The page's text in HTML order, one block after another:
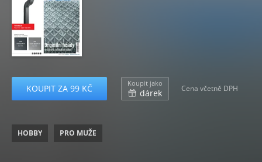
KOUPIT ZA 99 KČ Koupit jako
dárek Cena včetně DPH
HOBBY PRO MUŽE